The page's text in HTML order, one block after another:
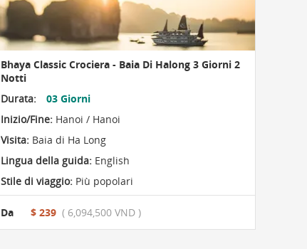
Bhaya Classic Crociera - Baia Di Halong 3 Giorni 2
Notti
Durata:
03 Giorni
Inizio/Fine:Hanoi / Hanoi
Visita:Baia di Ha Long
Lingua della guida:English
Stile di viaggio:Più popolari
Da $ 239 ( 6,094,500 VND )